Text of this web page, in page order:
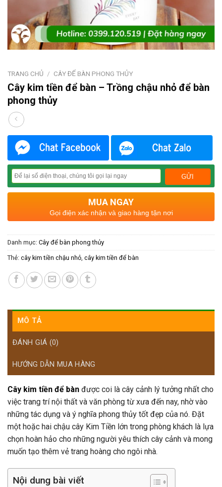
TRANG CHỦ / CÂY ĐỂ BÀN PHONG THỦY
Cây kim tiền để bàn – Trồng chậu nhỏ để bàn
phong thủy
MUA NGAY
Gọi điện xác nhận và giao hàng tận nơi
Danh mục: Cây để bàn phong thủy
Thẻ: cây kim tiền chậu nhỏ, cây kim tiền để bàn
MÔ TẢ
ĐÁNH GIÁ (0)
HƯỚNG DẪN MUA HÀNG
Cây kim tiền để bàn được coi là cây cảnh lý tưởng nhất cho
việc trang trí nội thất và văn phòng từ xưa đến nay, nhờ vào
những tác dụng và ý nghĩa phong thủy tốt đẹp của nó. Đặt
một hoặc hai chậu cây Kim Tiền lớn trong phòng khách là lựa
chọn hoàn hảo cho những người yêu thích cây cảnh và mong
muốn tạo thêm vẻ trang hoàng cho ngôi nhà.
Nội dung bài viết